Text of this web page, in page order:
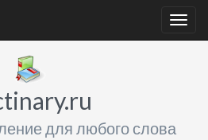
для любого слова